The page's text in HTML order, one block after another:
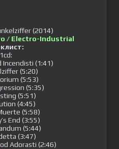
/ Electro-Industrial
Incendisti (1:41)
(5:20)
(5:53)
(5:35)
(5:51)
(4:45)
(5:58)
End (3:55)
(5:44)
(3:47)
Adorasti (2:46)